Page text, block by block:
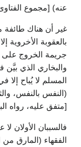
عنه) [مجموع الفتاوى،
غير أن هناك طائفة
بالعقوبة الأخروية
جريمة الخروج
والبخاري الذي
المسلم لا يُباح
(النفس بالنفس،
[متفق عليه، رواه البخاري، (6878)،
فالسببان الأولان
الفقهاء (المارق من